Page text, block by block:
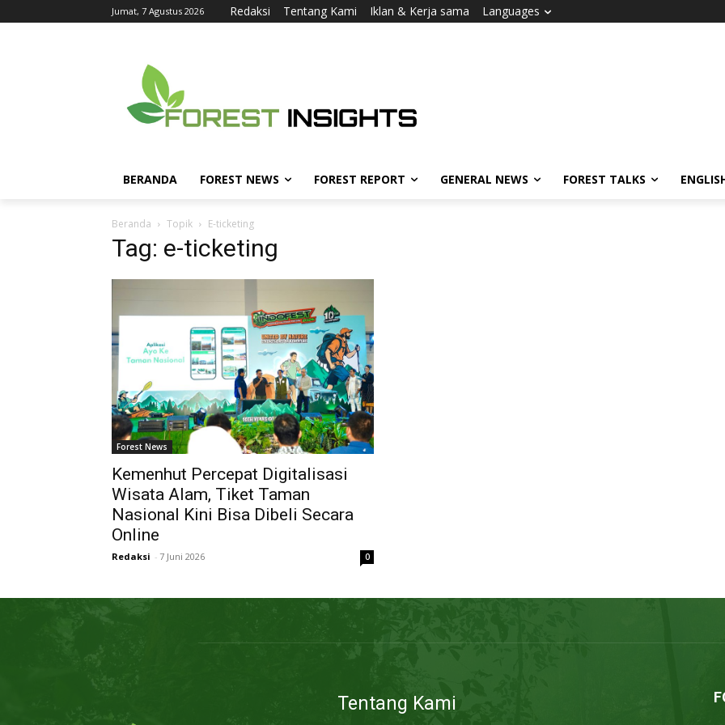
Jumat, 7 Agustus 2026 Redaksi Tentang Kami Iklan & Kerja sama Languages
BERANDA FOREST NEWS FOREST REPORT GENERAL NEWS FOREST TALKS
Beranda Topik E-ticketing
Tag: e-ticketing
Forest News
Kemenhut Percepat Digitalisasi
Wisata Alam, Tiket Taman
Nasional Kini Bisa Dibeli Secara
Online
Redaksi - 7 Juni 2026 0
Tentang Kami